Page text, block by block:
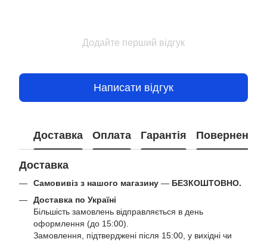
Додайте перший відгук
Написати відгук
Доставка Оплата Гарантія Повернення
Доставка
Самовивіз з нашого магазину — БЕЗКОШТОВНО.
Доставка по Україні
Більшість замовлень відправляється в день
оформлення (до 15:00).
Замовлення, підтверджені після 15:00, у вихідні чи